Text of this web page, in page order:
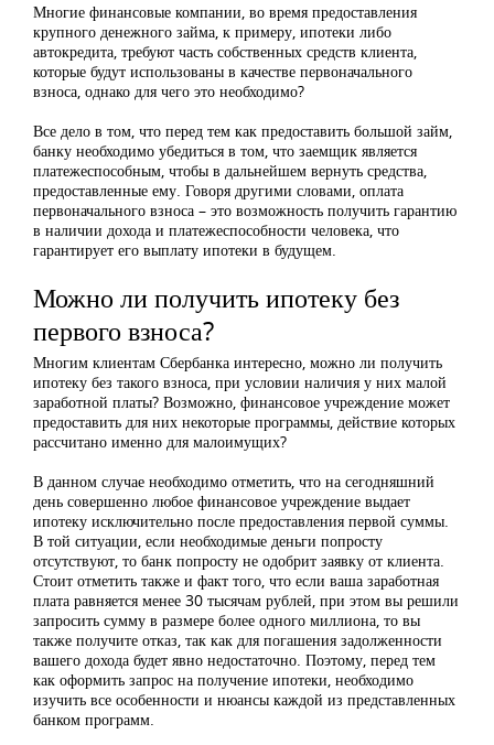
Многие финансовые компании, во время предоставления
крупного денежного займа, к примеру, ипотеки либо
автокредита, требуют часть собственных средств клиента,
которые будут использованы в качестве первоначального
взноса, однако для чего это необходимо?
Все дело в том, что перед тем как предоставить большой займ,
банку необходимо убедиться в том, что заемщик является
платежеспособным, чтобы в дальнейшем вернуть средства,
предоставленные ему. Говоря другими словами, оплата
первоначального взноса – это возможность получить гарантию
в наличии дохода и платежеспособности человека, что
гарантирует его выплату ипотеки в будущем.
Можно ли получить ипотеку без
первого взноса?
Многим клиентам Сбербанка интересно, можно ли получить
ипотеку без такого взноса, при условии наличия у них малой
заработной платы? Возможно, финансовое учреждение может
предоставить для них некоторые программы, действие которых
рассчитано именно для малоимущих?
В данном случае необходимо отметить, что на сегодняшний
день совершенно любое финансовое учреждение выдает
ипотеку исключительно после предоставления первой суммы.
В той ситуации, если необходимые деньги попросту
отсутствуют, то банк попросту не одобрит заявку от клиента.
Стоит отметить также и факт того, что если ваша заработная
плата равняется менее 30 тысячам рублей, при этом вы решили
запросить сумму в размере более одного миллиона, то вы
также получите отказ, так как для погашения задолженности
вашего дохода будет явно недостаточно. Поэтому, перед тем
как оформить запрос на получение ипотеки, необходимо
изучить все особенности и нюансы каждой из представленных
банком программ.